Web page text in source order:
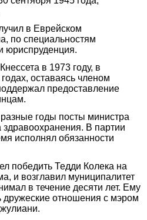
в Еврейском
по специальностям
юриспруденция.
в 1973 году, в
оставаясь членом
предоставление
годы посты министра
В партии
исполнял обязанности
победить Тедди Колека на
и возглавил муниципалитет
в течение десяти лет. Ему
дружеские отношения с мэром